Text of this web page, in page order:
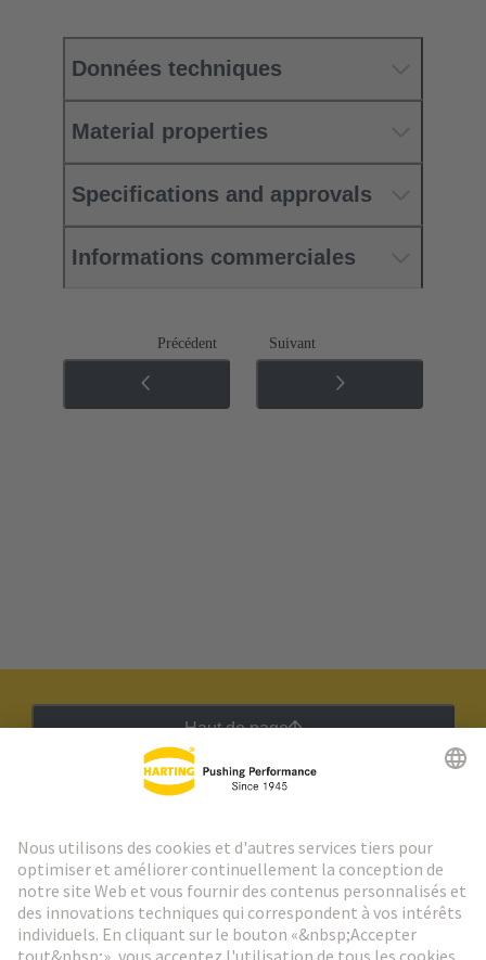
Données techniques
Material properties
Specifications and approvals
Informations commerciales
Précédent Suivant
Haut de page
Aller à l'inscription